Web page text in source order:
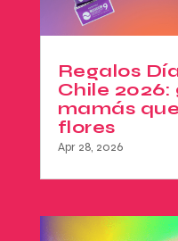
Regalos
Chile 2026:
mamás
flores
Apr 28, 2026